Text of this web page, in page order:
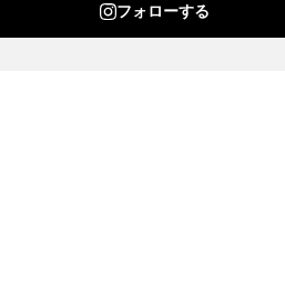
フォローする